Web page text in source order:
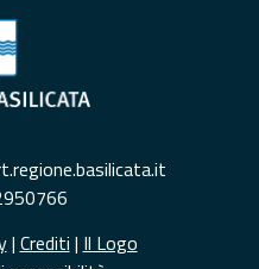
| Crediti | Il Logo